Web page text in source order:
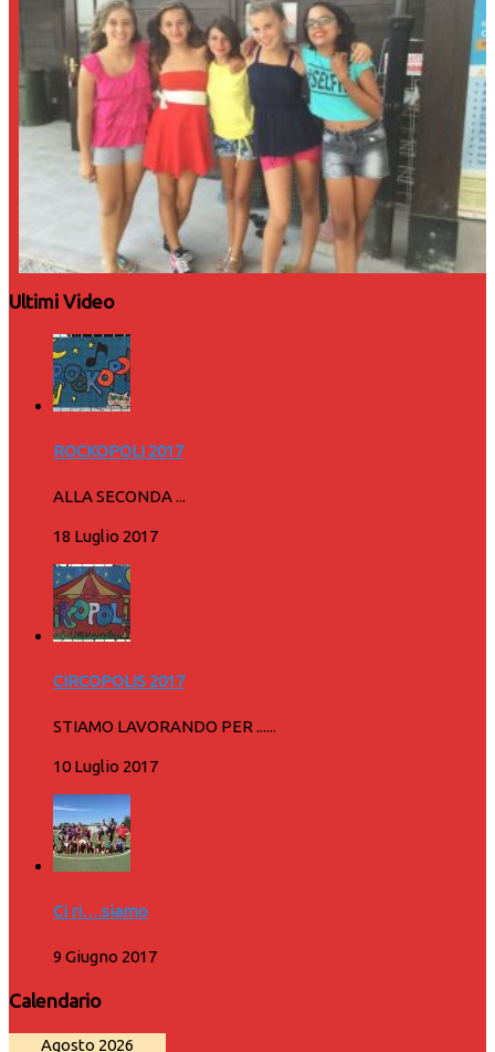
Ultimi Video
ROCKOPOLI 2017
ALLA SECONDA ...
18 Luglio 2017
CIRCOPOLIS 2017
STIAMO LAVORANDO PER ......
10 Luglio 2017
Ci ri….siamo
9 Giugno 2017
Calendario
Agosto 2026